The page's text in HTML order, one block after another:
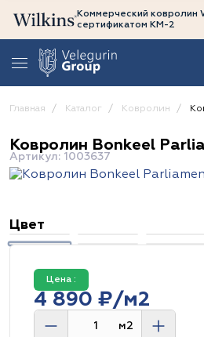
Коммерческий ковролин
сертификатом КМ-2
Главная Каталог Ковролин
Ковролин Bonkeel
Артикул: 1003637
Цвет
Цена :
4 890 ₽/м2
м2